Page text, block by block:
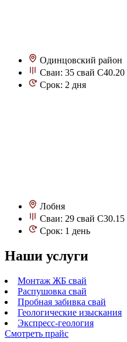
Одинцовский район
Сваи: 35 свай С40.20
Срок: 2 дня
Лобня
Сваи: 29 свай С30.15
Срок: 1 день
Наши услуги
Монтаж ЖБ свай
Распушовка свай
Пробная забивка свай
Геологические изыскания
Экспресс-геология
Смотреть прайс